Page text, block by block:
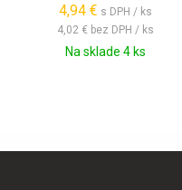
4,94 € s DPH / ks
4,02 € bez DPH / ks
Na sklade 4 ks